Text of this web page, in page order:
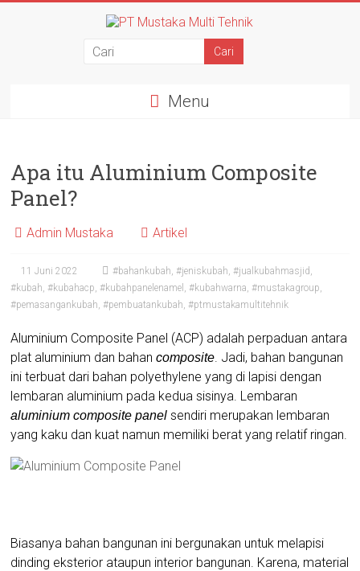
Menu
Apa itu Aluminium Composite
Panel?
Admin Mustaka Artikel
11 Juni 2022 #bahankubah,#jeniskubah,#jualkubahmasjid ,
#kubah,#kubahacp,#kubahpanelenamel ,#kubahwarna,#mustakagroup,
#pemasangankubah,#pembuatankubah,#ptmustakamultitehnik
Aluminium Composite Panel (ACP) adalah perpaduan antara
plat aluminium dan bahancomposite. Jadi, bahan bangunan
ini terbuat dari bahan polyethylene yang di lapisi dengan
lembaran aluminium pada kedua sisinya. Lembaran
aluminium composite panelsendiri merupakan lembaran
yang kaku dan kuat namun memiliki berat yang relatif ringan.
Biasanya bahan bangunan ini bergunakan untuk melapisi
dinding eksterior ataupun interior bangunan. Karena, material